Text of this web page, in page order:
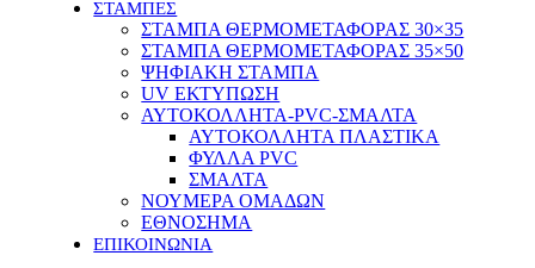
ΣΤΑΜΠΕΣ
ΣΤΑΜΠΑ ΘΕΡΜΟΜΕΤΑΦΟΡΑΣ 30×35
ΣΤΑΜΠΑ ΘΕΡΜΟΜΕΤΑΦΟΡΑΣ 35×50
ΨΗΦΙΑΚΗ ΣΤΑΜΠΑ
UV ΕΚΤΥΠΩΣΗ
ΑΥΤΟΚΟΛΛΗΤΑ-PVC-ΣΜΑΛΤΑ
ΑΥΤΟΚΟΛΛΗΤΑ ΠΛΑΣΤΙΚΑ
ΦΥΛΛΑ PVC
ΣΜΑΛΤΑ
ΝΟΥΜΕΡΑ ΟΜΑΔΩΝ
ΕΘΝΟΣΗΜΑ
ΕΠΙΚΟΙΝΩΝΙΑ